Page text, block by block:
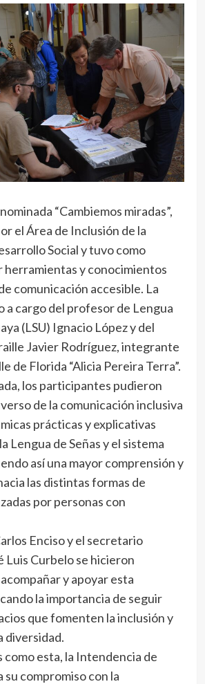
“Cambiemos miradas”,
el Área de Inclusión de la
Social y tuvo como
herramientas y conocimientos
comunicación accesible. La
a cargo del profesor de Lengua
(LSU) Ignacio López y del
Javier Rodríguez, integrante
de Florida “Alicia Pereira Terra”.
los participantes pudieron
de la comunicación inclusiva
prácticas y explicativas
Lengua de Señas y el sistema
así una mayor comprensión y
las distintas formas de
por personas con
Enciso y el secretario
Luis Curbelo se hicieron
y apoyar esta
la importancia de seguir
que fomenten la inclusión y
diversidad.
como esta, la Intendencia de
compromiso con la